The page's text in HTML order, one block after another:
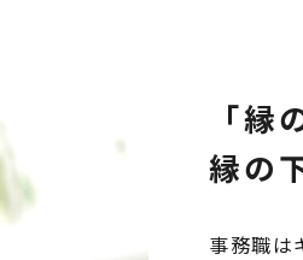
「
縁の
事務職は